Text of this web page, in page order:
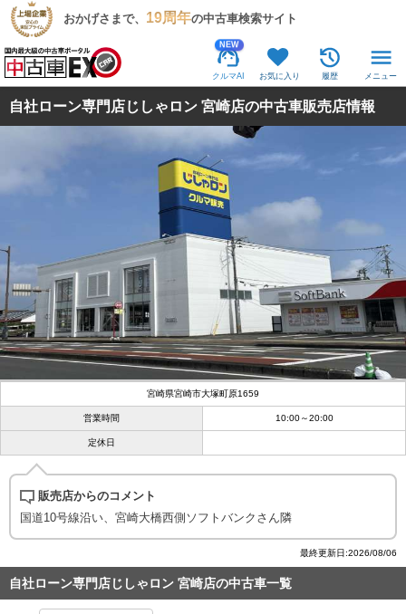
おかげさまで、 19周年の中古車検索サイト
NEW
クルマAI お気に入り 履歴 メニュー
自社ローン専門店じしゃロン 宮崎店の中古車販売店情報
宮崎県宮崎市大塚町原1659
営業時間 10:00～20:00
定休日
販売店からのコメント
国道10号線沿い、宮崎大橋西側ソフトバンクさん隣
最終更新日:2026/08/06
自社ローン専門店じしゃロン 宮崎店の中古車一覧